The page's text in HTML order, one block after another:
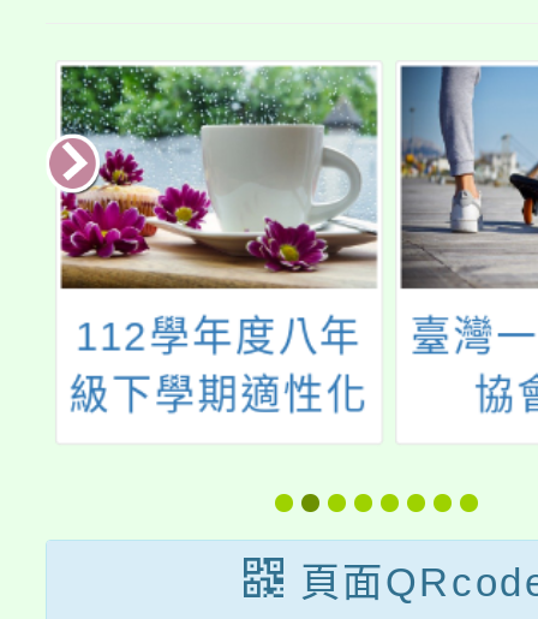
112學年度八年
級下學期適性化
職涯性向測驗施
臺灣
協
未來
——
頁面